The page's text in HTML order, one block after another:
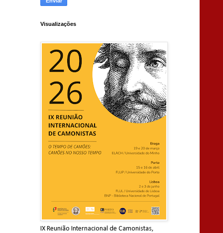
Visualizações
IX Reunião Internacional de Camonistas,